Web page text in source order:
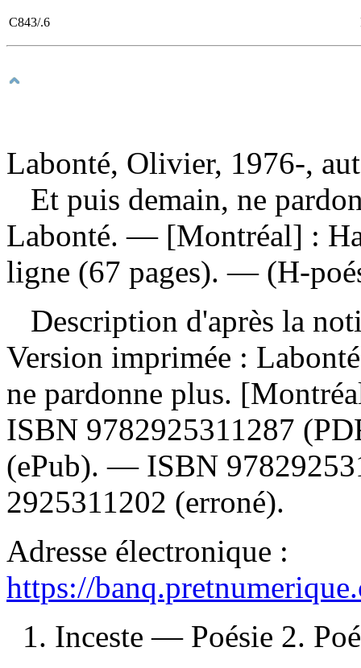
C843/.6
Labonté, Olivier, 1976-,
Et puis demain, ne
Labonté. — [Montréal] :
ligne (67 pages). — (H-
Description d'après la
Version imprimée :
ne pardonne plus.
ISBN 9782925311287
(ePub). — ISBN
2925311202 (erroné).
Adresse électronique :
https://
1. Inceste — Poésie 2.